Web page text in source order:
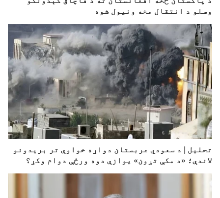
وسلو د انتقال مخه ونیول شوه
تحلیل | د سعودي عربستان دواړه خواوې تر بریدونو
لاندې؛ «د مکې تړون» یوازې دوه ورځې دوام وکړ؟